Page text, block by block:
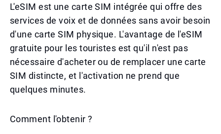
L'eSIM est une carte SIM intégrée qui offre des
services de voix et de données sans avoir besoin
d'une carte SIM physique. L'avantage de l'eSIM
gratuite pour les touristes est qu'il n'est pas
nécessaire d'acheter ou de remplacer une carte
SIM distincte, et l'activation ne prend que
quelques minutes.
Comment l'obtenir ?